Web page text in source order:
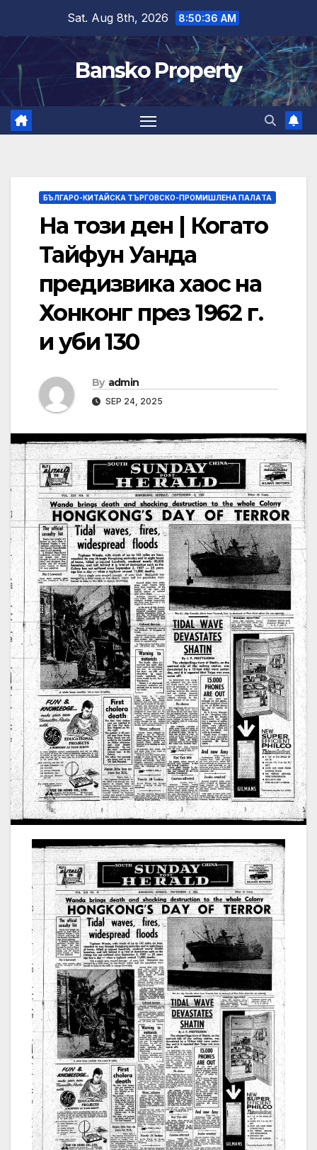
content
Sat. Aug 8th, 2026 8:50:37 AM
Bansko Property
БЪЛГАРО-КИТАЙСКА ТЪРГОВСКО-ПРОМИШЛЕНА ПАЛAТА
На този ден | Когато
Тайфун Уанда
предизвика хаос на
Хонконг през 1962 г.
и уби 130
By admin
SEP 24, 2025